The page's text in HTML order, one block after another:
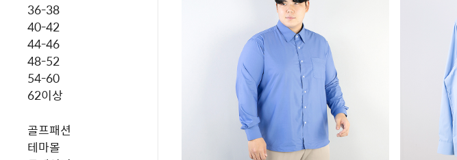
36-38
40-42
44-46
48-52
54-60
62이상
골프패션
테마몰